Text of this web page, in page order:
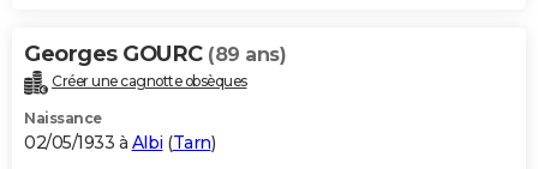
Georges GOURC (89 ans)
Créer une cagnotte obsèques
Naissance
02/05/1933 à Albi (Tarn)